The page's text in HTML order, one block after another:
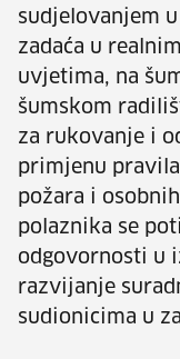
sudjelovanjem
zadaća u
uvjetima, na
šumskom
za rukovanje i
primjenu
požara i
polaznika se
odgovornosti u
razvijanje
sudionicima u